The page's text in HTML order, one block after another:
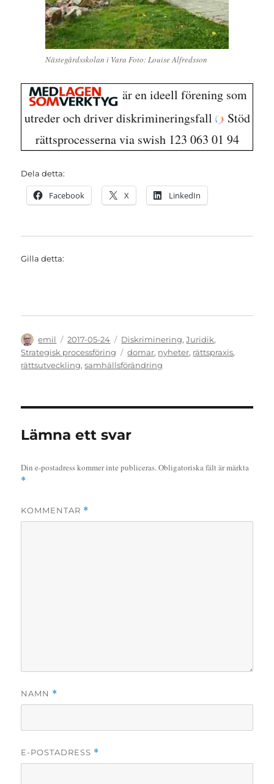
Nästegårdsskolan i Vara Foto: Louise Alfredsson
är en ideell förening som
utreder och driver diskrimineringsfall
Stöd
rättsprocesserna via swish 123 063 01 94
Dela detta:
Facebook X LinkedIn
Gilla detta:
Författare
emil
Publicerat
den
2017-05-24 Kategorier
Diskriminering,Juridik,
Strategisk processföring
Etiketter
domar, nyheter, rättspraxis,
rättsutveckling,samhällsförändring
Lämna ett svar
Din e-postadress kommer inte publiceras.Obligatoriska fält är märkta
*
KOMMENTAR *
NAMN *
E-POSTADRESS *